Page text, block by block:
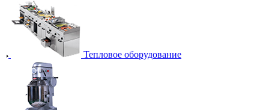
Тепловое оборудование